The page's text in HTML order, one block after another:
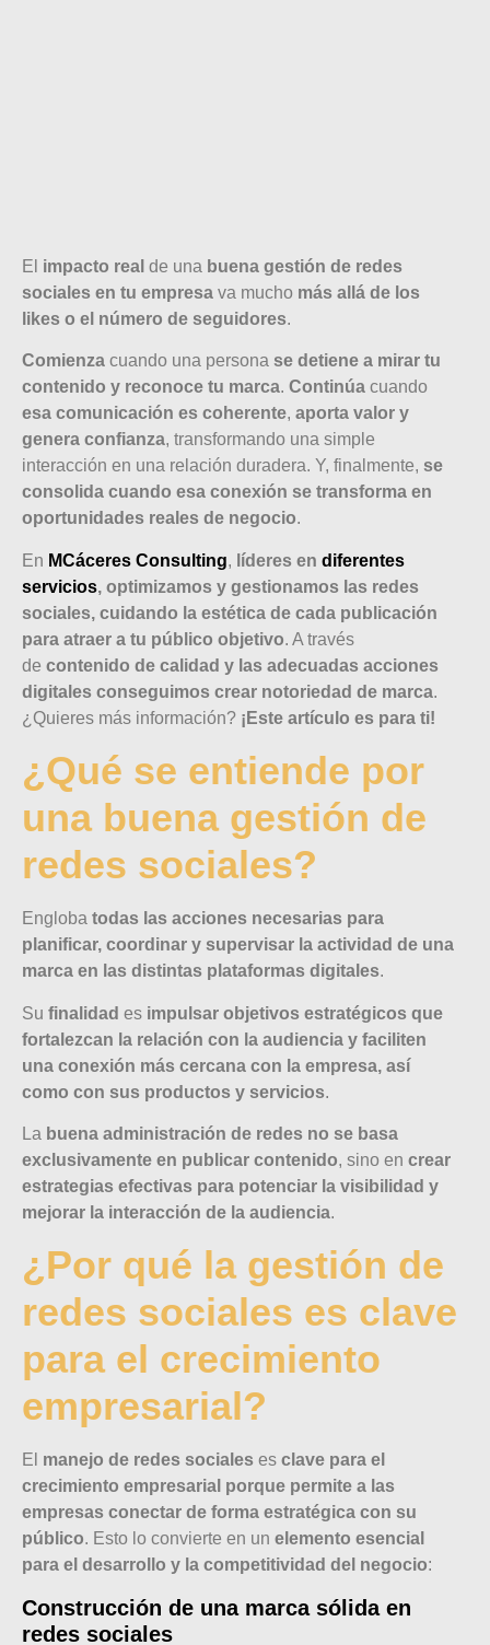
El impacto real de una buena gestión de redes
sociales en tu empresa va mucho más allá de los
likes o el número de seguidores.
Comienza cuando una persona se detiene a mirar tu
contenido y reconoce tu marca. Continúa cuando
esa comunicación es coherente, aporta valor y
genera confianza, transformando una simple
interacción en una relación duradera. Y, finalmente, se
consolida cuando esa conexión se transforma en
oportunidades reales de negocio.
En MCáceres Consulting, líderes en diferentes
servicios, optimizamos y gestionamos las redes
sociales, cuidando la estética de cada publicación
para atraer a tu público objetivo. A través
de contenido de calidad y las adecuadas acciones
digitales conseguimos crear notoriedad de marca.
¿Quieres más información? ¡Este artículo es para ti!
¿Qué se entiende por
una buena gestión de
redes sociales?
Engloba todas las acciones necesarias para
planificar, coordinar y supervisar la actividad de una
marca en las distintas plataformas digitales.
Su finalidad es impulsar objetivos estratégicos que
fortalezcan la relación con la audiencia y faciliten
una conexión más cercana con la empresa, así
como con sus productos y servicios.
La buena administración de redes no se basa
exclusivamente en publicar contenido, sino en crear
estrategias efectivas para potenciar la visibilidad y
mejorar la interacción de la audiencia.
¿Por qué la gestión de
redes sociales es clave
para el crecimiento
empresarial?
El manejo de redes sociales es clave para el
crecimiento empresarial porque permite a las
empresas conectar de forma estratégica con su
público. Esto lo convierte en un elemento esencial
para el desarrollo y la competitividad del negocio:
Construcción de una marca sólida en
redes sociales